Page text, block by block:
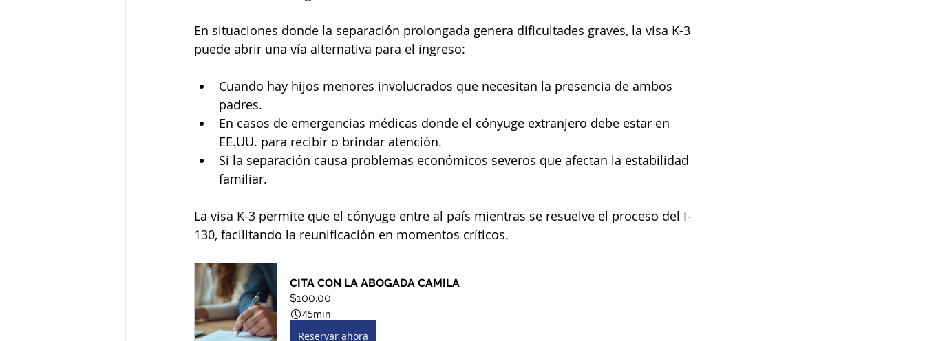
En situaciones donde la separación prolongada genera dificultades graves, la visa K-3
puede abrir una vía alternativa para el ingreso:
Cuando hay hijos menores involucrados que necesitan la presencia de ambos
padres.
En casos de emergencias médicas donde el cónyuge extranjero debe estar en
EE.UU. para recibir o brindar atención.
Si la separación causa problemas económicos severos que afectan la estabilidad
familiar.
La visa K-3 permite que el cónyuge entre al país mientras se resuelve el proceso del I-
130, facilitando la reunificación en momentos críticos.
CITA CON LA ABOGADA CAMILA
$100.00
45min
Reservar ahora